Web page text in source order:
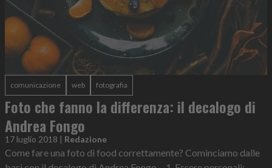
comunicazione web fotografia
Foto che fanno la differenza: il decalogo di
Andrea Fongo
17 luglio 2018 | Redazione
Come fare una foto di food correttamente? Cominciamo dalle